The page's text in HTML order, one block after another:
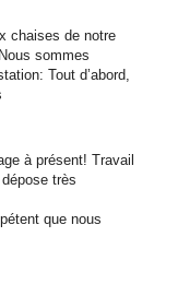
chaises de notre
sommes
Tout d’abord,
à présent! Travail
très
que nous